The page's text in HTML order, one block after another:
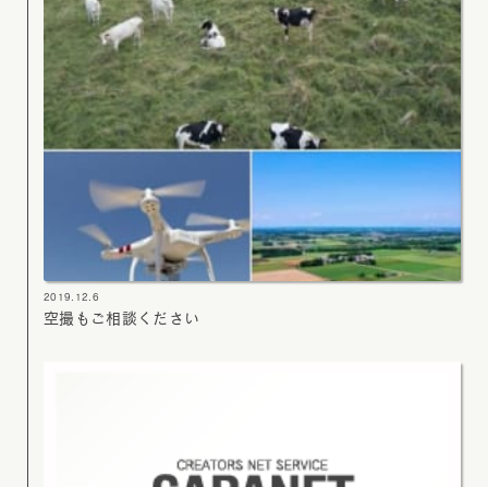
2019.12.6
空撮もご相談ください